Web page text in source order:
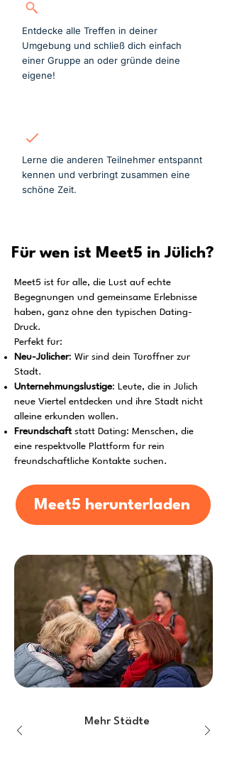
Entdecke alle Treffen in deiner
Umgebung und schließ dich einfach
einer Gruppe an oder gründe deine
eigene!
Lerne die anderen Teilnehmer entspannt
kennen und verbringt zusammen eine
schöne Zeit.
Für wen ist Meet5 in Jülich?
Meet5 ist für alle, die Lust auf echte
Begegnungen und gemeinsame Erlebnisse
haben, ganz ohne den typischen Dating-
Druck.
Perfekt für:
Neu-Jülicher: Wir sind dein Türöffner zur
Stadt.
Unternehmungslustige: Leute, die in Jülich
neue Viertel entdecken und ihre Stadt nicht
alleine erkunden wollen.
Freundschaft statt Dating: Menschen, die
eine respektvolle Plattform für rein
freundschaftliche Kontakte suchen.
Meet5 herunterladen
Mehr Städte